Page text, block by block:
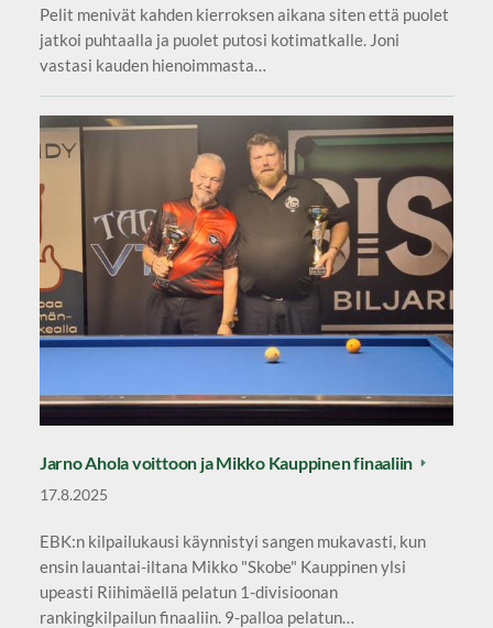
Pelit menivät kahden kierroksen aikana siten että puolet
jatkoi puhtaalla ja puolet putosi kotimatkalle. Joni
vastasi kauden hienoimmasta…
Jarno Ahola voittoon ja Mikko Kauppinen finaaliin
17.8.2025
EBK:n kilpailukausi käynnistyi sangen mukavasti, kun
ensin lauantai-iltana Mikko "Skobe" Kauppinen ylsi
upeasti Riihimäellä pelatun 1-divisioonan
rankingkilpailun finaaliin. 9-palloa pelatun…